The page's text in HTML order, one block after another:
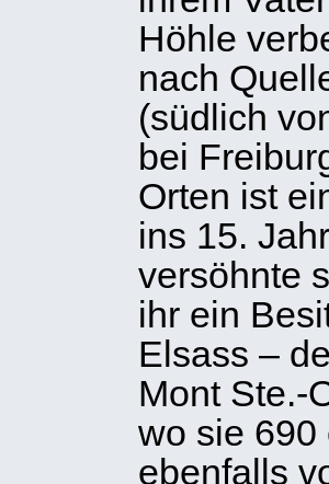
Höhle
nach
(südlich
bei
Orten ist
ins 15.
versöhnte
ihr ein
Elsass –
Mont Ste.-
wo sie 690
ebenfalls